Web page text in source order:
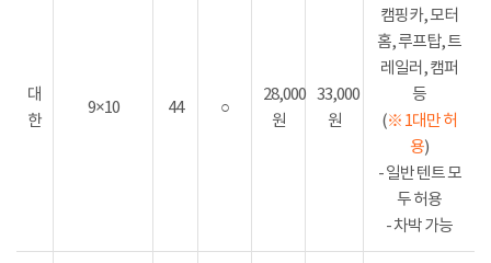
대
한
9×10 44 ○
28,000
원
33,000
원
캠핑카, 모터
홈, 루프탑, 트
레일러, 캠퍼
등
(※ 1대만 허
용)
- 일반 텐트 모
두 허용
- 차박 가능